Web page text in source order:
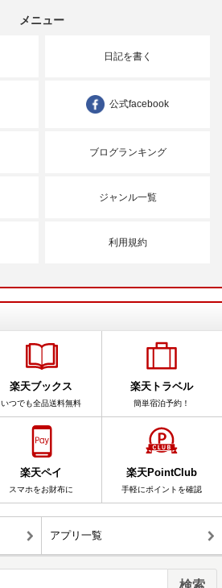
メニュー
日記を書く
公式facebook
ブログランキング
ジャンル一覧
利用規約
楽天ブックス
いつでも全品送料無料
楽天トラベル
簡単宿泊予約！
楽天ペイ
スマホをお財布に
楽天PointClub
手軽にポイントを確認
アプリ一覧